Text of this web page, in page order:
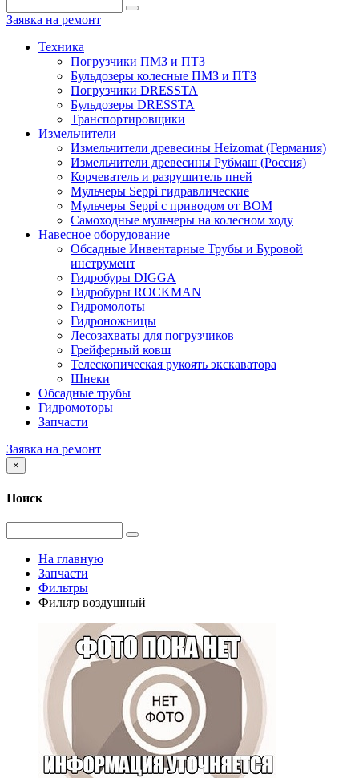
Заявка на ремонт
Техника
Погрузчики ПМЗ и ПТЗ
Бульдозеры колесные ПМЗ и ПТЗ
Погрузчики DRESSTA
Бульдозеры DRESSTA
Транспортировщики
Измельчители
Измельчители древесины Heizomat (Германия)
Измельчители древесины Рубмаш (Россия)
Корчеватель и разрушитель пней
Мульчеры Seppi гидравлические
Мульчеры Seppi с приводом от ВОМ
Самоходные мульчеры на колесном ходу
Навесное оборудование
Обсадные Инвентарные Трубы и Буровой
инструмент
Гидробуры DIGGA
Гидробуры ROCKMAN
Гидромолоты
Гидроножницы
Лесозахваты для погрузчиков
Грейферный ковш
Телескопическая рукоять экскаватора
Шнеки
Обсадные трубы
Гидромоторы
Запчасти
Заявка на ремонт
×
Поиск
На главную
Запчасти
Фильтры
Фильтр воздушный